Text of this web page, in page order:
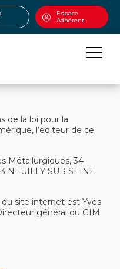
Espace
Adhérent
de la loi pour la
l’éditeur de ce
Métallurgiques, 34
NEUILLY SUR SEINE
site internet est Yves
général du GIM.